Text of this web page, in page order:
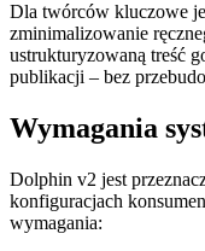
Dla twórców kluczowe
zminimalizowanie
ustrukturyzowaną treść
publikacji – bez
Wymagania
Dolphin v2 jest
konfiguracjach
wymagania: